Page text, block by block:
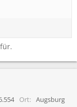
Ort Augsburg